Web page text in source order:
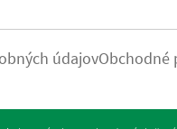
údajovObchodné